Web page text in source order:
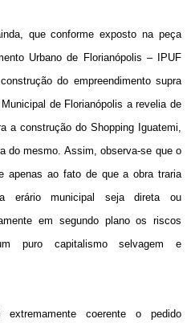
que conforme exposto na peça
Urbano de Florianópolis – IPUF
do empreendimento supra
de Florianópolis a revelia de
a construção do Shopping Iguatemi,
do mesmo. Assim, observa-se que o
apenas ao fato de que a obra traria
erário municipal seja direta ou
em segundo plano os riscos
puro capitalismo selvagem e
extremamente coerente o pedido